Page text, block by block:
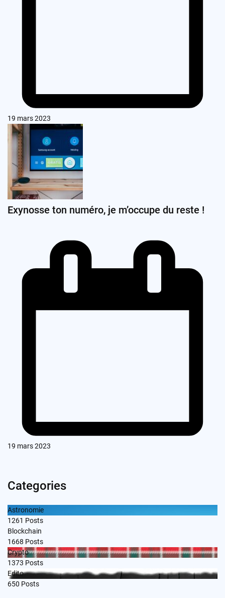
19 mars 2023
Exynosse ton numéro, je m’occupe du reste !
19 mars 2023
Categories
Astronomie
1261 Posts
Blockchain
1668 Posts
Crypto
1373 Posts
Edito
650 Posts